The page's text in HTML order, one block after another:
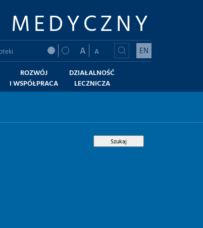
A A EN
ROZWÓJ
I WSPÓŁPRACA
DZIAŁALNOŚĆ
LECZNICZA